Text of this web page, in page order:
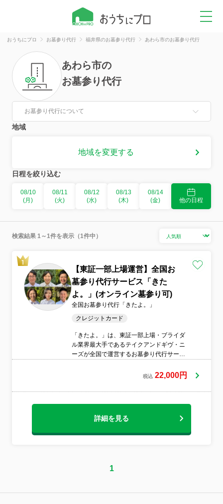
おうちにプロ お墓参り代行 福井県のお墓参り代行 あわら市のお墓参り代行
あわら市の
お墓参り代行
お墓参り代行について
地域
地域を変更する
日程を絞り込む
08/10
(月)
08/11
(火)
08/12
(水)
08/13
(木)
08/14
(金)
他の日程
検索結果 1～1件を表示（1件中）
【東証一部上場運営】全国お
墓参り代行サービス「きた
よ。」(オンライン墓参り可)
全国お墓参り代行「きたよ。」
クレジットカード
「きたよ。」は、東証一部上場・ブライダ
ル業界最大手であるテイクアンドギヴ・ニ
ーズが全国で運営するお墓参り代行サービ
婚式場で教育を受けたスタッフが、大切な
税込 22,000円
詳細を見る
1